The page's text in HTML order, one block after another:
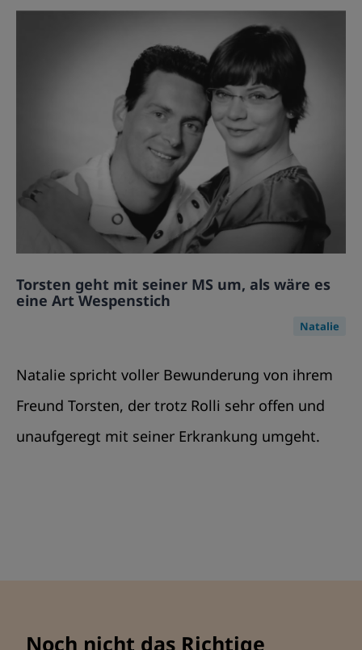
Torsten geht mit seiner MS um, als wäre es
eine Art Wespenstich
Natalie
Natalie spricht voller Bewunderung von ihrem
Freund Torsten, der trotz Rolli sehr offen und
unaufgeregt mit seiner Erkrankung umgeht.
Noch nicht das Richtige